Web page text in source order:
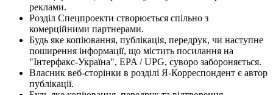
реклами.
Розділ Спецпроекти створюється спільно з
комерційними партнерами.
Будь яке копіювання, публікація, передрук, чи наступне
поширення інформації, що містить посилання на
"Інтерфакс-Україна", EPA / UPG, суворо забороняється.
Власник веб-сторінки в розділі Я-Корреспондент є автор
публікації.